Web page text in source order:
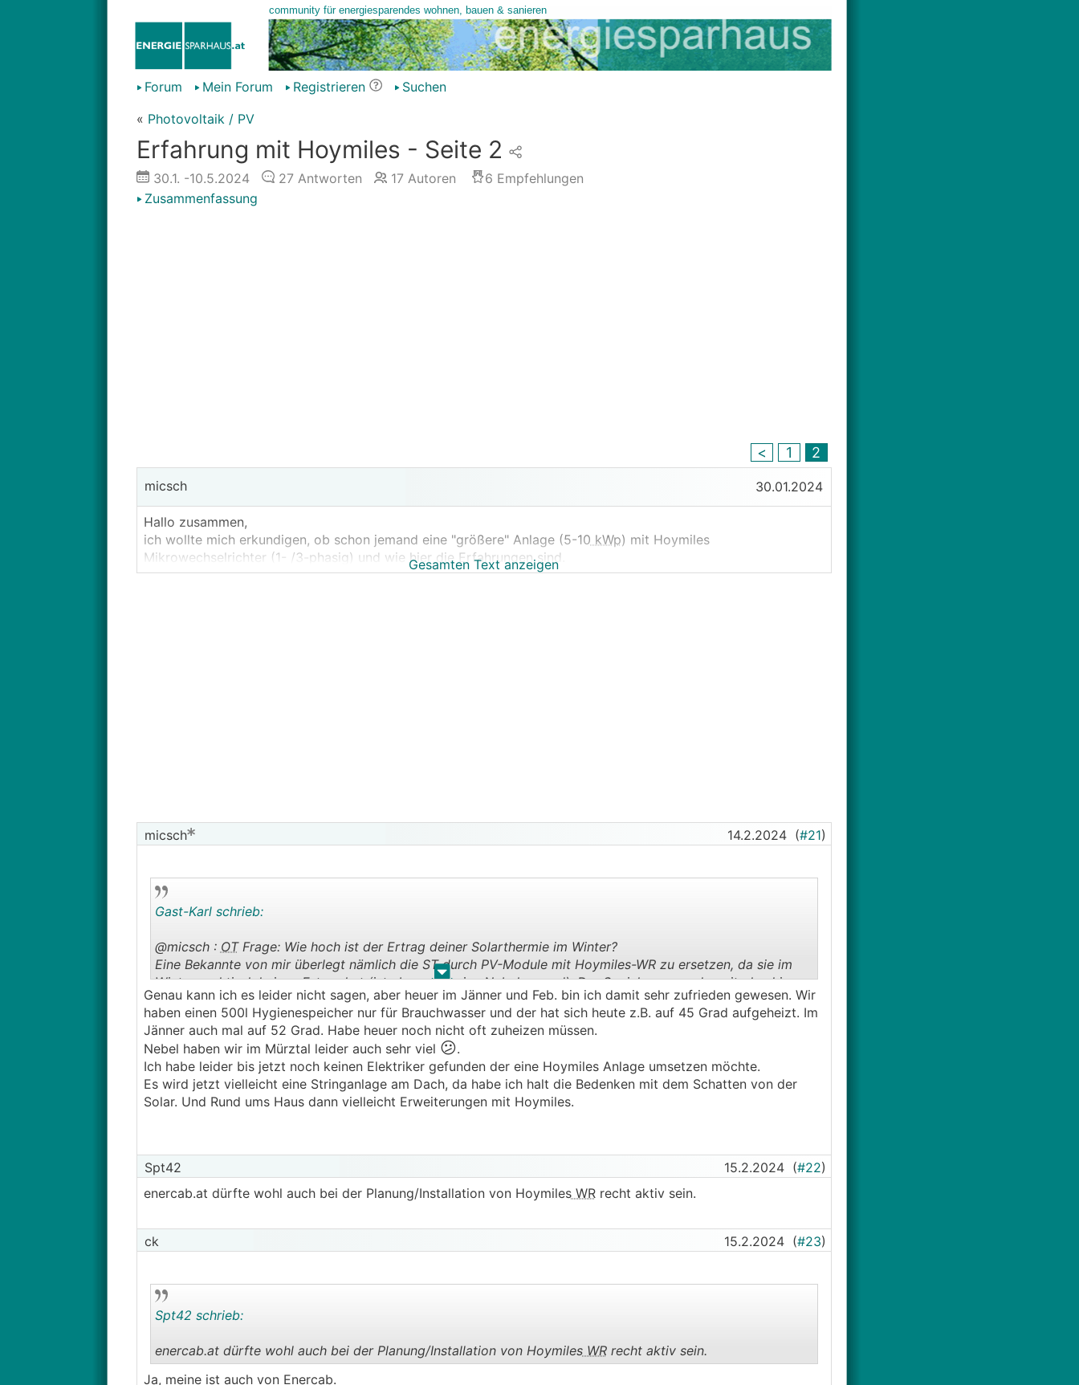
Forum Mein Forum Registrieren
Suchen
« Photovoltaik / PV
Erfahrung mit Hoymiles - Seite 2
30.1. -10.5.2024 27Antworten 17Autoren 6 Empfehlungen
Zusammenfassung
< 1 2
micsch 30.01.2024
Hallo zusammen,
ich wollte mich erkundigen, ob schon jemand eine "größere" Anlage (5-10 kWp) mit Hoymiles
Mikrowechselrichter (1- /3-phasig) und wie hier die Erfahrungen sind.
Gesamten Text anzeigen
micsch 14.2.2024 (#21)
. .
Gast-Karl schrieb:
@micsch : OTFrage: Wie hoch ist der Ertrag deiner Solarthermie im Winter?
Eine Bekannte von mir überlegt nämlich die ST durch PV-Module mit Hoymiles-WR zu ersetzen, da sie im
Winter praktisch keinen Ertrag hat (ist aber auch eine Nebelgegend). Der Speicher muss derzeit ohnehin
meist mit dem Heizstab aufgeheizt werden, und im Sommer ist das viele Warmwasser eher nutzlos.
Genau kann ich es leider nicht sagen, aber heuer im Jänner und Feb. bin ich damit sehr zufrieden gewesen. Wir
haben einen 500l Hygienespeicher nur für Brauchwasser und der hat sich heute z.B. auf 45 Grad aufgeheizt. Im
Jänner auch mal auf 52 Grad. Habe heuer noch nicht oft zuheizen müssen.
Nebel haben wir im Mürztal leider auch sehr viel 😕.
Ich habe leider bis jetzt noch keinen Elektriker gefunden der eine Hoymiles Anlage umsetzen möchte.
Es wird jetzt vielleicht eine Stringanlage am Dach, da habe ich halt die Bedenken mit dem Schatten von der
Solar. Und Rund ums Haus dann vielleicht Erweiterungen mit Hoymiles.
Spt42 15.2.2024 (#22)
enercab.at dürfte wohl auch bei der Planung/Installation von HoymilesWRrecht aktiv sein.
ck 15.2.2024 (#23)
Spt42 schrieb:
enercab.at dürfte wohl auch bei der Planung/Installation von HoymilesWRrecht aktiv sein.
Ja, meine ist auch von Enercab.